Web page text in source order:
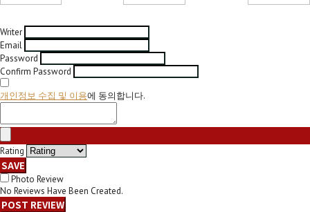
Writer
Email
Password
Confirm Password
개인정보 수집 및 이용에 동의합니다.
Rating
SAVE
Photo Review
No Reviews Have Been Created.
POST REVIEW